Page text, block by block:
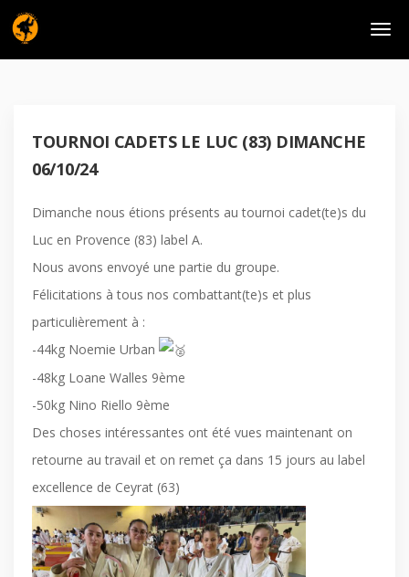
TOURNOI CADETS LE LUC (83) DIMANCHE
06/10/24
Dimanche nous étions présents au tournoi cadet(te)s du
Luc en Provence (83) label A.
Nous avons envoyé une partie du groupe.
Félicitations à tous nos combattant(te)s et plus
particulièrement à :
-44kg Noemie Urban
-48kg Loane Walles 9ème
-50kg Nino Riello 9ème
Des choses intéressantes ont été vues maintenant on
retourne au travail et on remet ça dans 15 jours au label
excellence de Ceyrat (63)